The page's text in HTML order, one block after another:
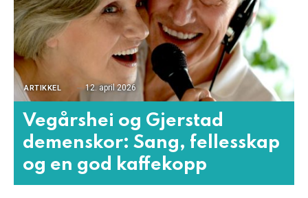
ARTIKKEL 12. april 2026
Vegårshei og Gjerstad
demenskor: Sang, fellesskap
og en god kaffekopp